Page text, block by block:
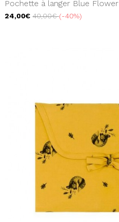
Pochette à langer Blue Flower
24,00€ 40,00€ -40%